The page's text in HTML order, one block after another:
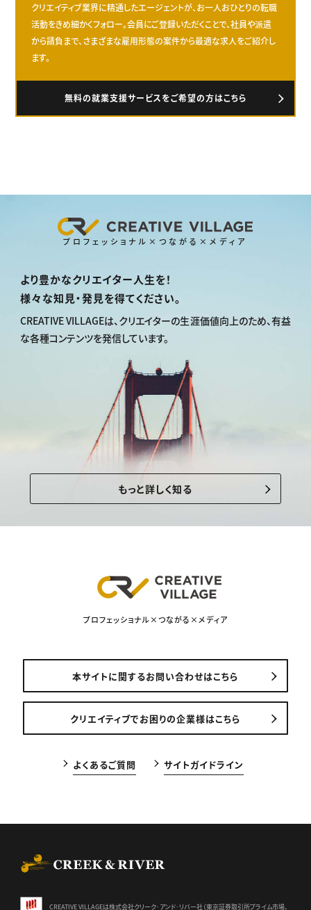
クリエイティブ業界に精通したエージェントが、お一人おひとりの転職
活動をきめ細かくフォロー。会員にご登録いただくことで、社員や派遣
から請負まで、さまざまな雇用形態の案件から最適な求人をご紹介し
ます。
無料の就業支援サービスをご希望の方はこちら
プロフェッショナル×つながる×メディア
より豊かなクリエイター人生を！
様々な知見・発見を得てください。
CREATIVE VILLAGEは、クリエイターの生涯価値向上のため、有益
な各種コンテンツを発信しています。
もっと詳しく知る
プロフェッショナル×つながる×メディア
本サイトに関するお問い合わせはこちら
クリエイティブでお困りの企業様はこちら
よくあるご質問 サイトガイドライン
CREATIVE VILLAGEは株式会社クリーク･アンド･リバー社（東京証券取引所プライム市場、